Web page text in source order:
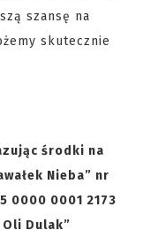
szansę na
skutecznie
środki na
Nieba” nr
0000 0001 2173
Dulak”